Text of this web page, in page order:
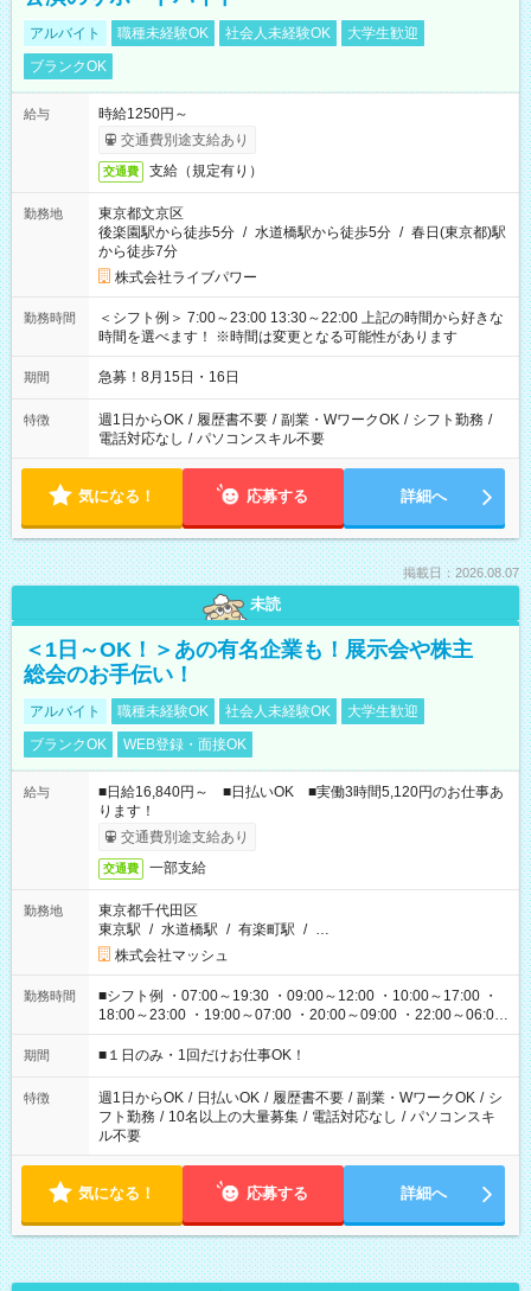
アルバイト 職種未経験OK 社会人未経験OK
大学生歓迎
ブランクOK
給与
時給1250円～
交通費別途支給あり
交通費 支給（規定有り）
勤務地
東京都文京区
後楽園駅から徒歩5分 / 水道橋駅から徒歩5分 / 春日(東京都)駅
から徒歩7分
株式会社ライブパワー
勤務時間
＜シフト例＞ 7:00～23:00 13:30～22:00 上記の時間から好きな
時間を選べます！ ※時間は変更となる可能性があります
期間 急募！8月15日・16日
特徴 週1日からOK / 履歴書不要 / 副業・WワークOK / シフト勤務 /
電話対応なし / パソコンスキル不要
気になる！ 応募する 詳細へ
掲載日：2026.08.07
未読
＜1日～OK！＞あの有名企業も！展示会や株主
総会のお手伝い！
アルバイト 職種未経験OK 社会人未経験OK
大学生歓迎
ブランクOK
WEB登録・面接OK
給与
■日給16,840円～ ■日払いOK ■実働3時間5,120円のお仕事あ
ります！
交通費別途支給あり
交通費 一部支給
勤務地
東京都千代田区
東京駅 / 水道橋駅 / 有楽町駅 / …
株式会社マッシュ
勤務時間
■シフト例 ・07:00～19:30 ・09:00～12:00 ・10:00～17:00 ・
18:00～23:00 ・19:00～07:00 ・20:00～09:00 ・22:00～06:00
etc ★最短で3時間で5,120円のお仕事から 15時間で2万円近く稼
げるお仕事も！ ご希望のお時間に合わせてご紹介！ ※シフトは
ください！
期間 ■１日のみ・1回だけお仕事OK！
特徴 週1日からOK / 日払いOK / 履歴書不要 / 副業・WワークOK / シ
フト勤務 / 10名以上の大量募集 / 電話対応なし / パソコンスキ
ル不要
気になる！ 応募する 詳細へ